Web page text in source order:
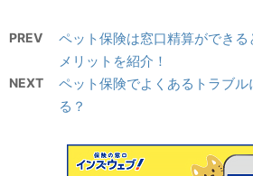
PREV
ペット保険は窓口精算ができ
メリットを紹介！
NEXT
ペット保険でよくあるトラブ
る？